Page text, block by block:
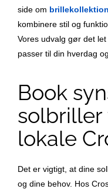
side om
kombinere stil og
Vores udvalg gør det
passer til din hverdag
Book
lokale
Det er vigtigt, at dine
og dine behov. Hos